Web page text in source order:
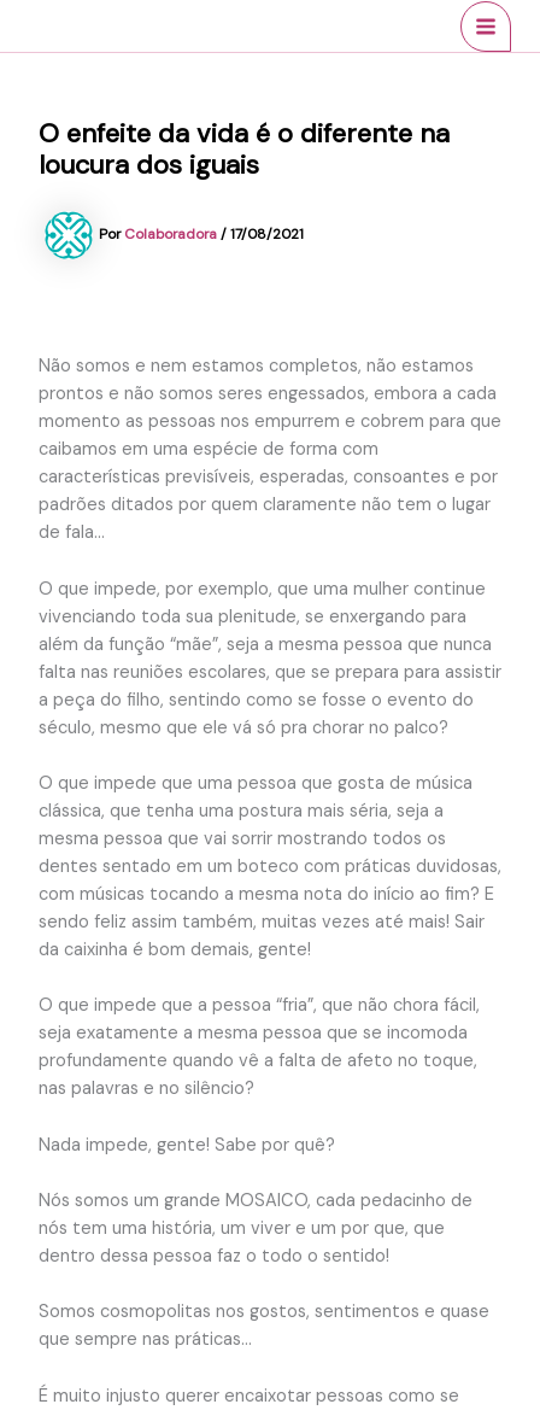
O enfeite da vida é o diferente na
loucura dos iguais
PorColaboradora/17/08/2021
Não somos e nem estamos completos, não estamos
prontos e não somos seres engessados, embora a cada
momento as pessoas nos empurrem e cobrem para que
caibamos em uma espécie de forma com
características previsíveis, esperadas, consoantes e por
padrões ditados por quem claramente não tem o lugar
de fala…
O que impede, por exemplo, que uma mulher continue
vivenciando toda sua plenitude, se enxergando para
além da função “mãe”, seja a mesma pessoa que nunca
falta nas reuniões escolares, que se prepara para assistir
a peça do filho, sentindo como se fosse o evento do
século, mesmo que ele vá só pra chorar no palco?
O que impede que uma pessoa que gosta de música
clássica, que tenha uma postura mais séria, seja a
mesma pessoa que vai sorrir mostrando todos os
dentes sentado em um boteco com práticas duvidosas,
com músicas tocando a mesma nota do início ao fim? E
sendo feliz assim também, muitas vezes até mais! Sair
da caixinha é bom demais, gente!
O que impede que a pessoa “fria”, que não chora fácil,
seja exatamente a mesma pessoa que se incomoda
profundamente quando vê a falta de afeto no toque,
nas palavras e no silêncio?
Nada impede, gente! Sabe por quê?
Nós somos um grande MOSAICO, cada pedacinho de
nós tem uma história, um viver e um por que, que
dentro dessa pessoa faz o todo o sentido!
Somos cosmopolitas nos gostos, sentimentos e quase
que sempre nas práticas…
É muito injusto querer encaixotar pessoas como se